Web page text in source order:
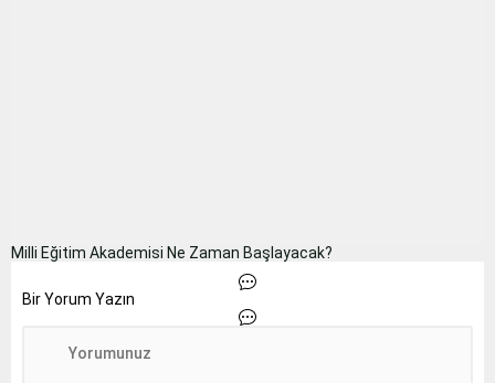
Milli Eğitim Akademisi Ne Zaman Başlayacak?
Bir Yorum Yazın